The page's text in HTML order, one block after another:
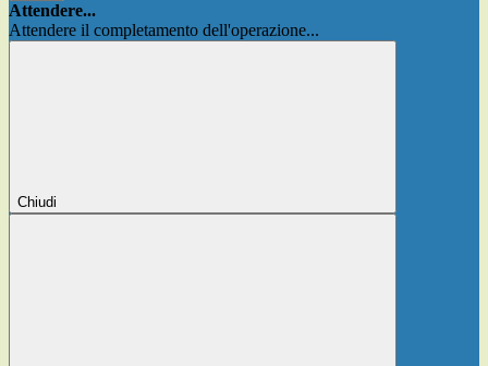
Attendere...
Attendere il completamento dell'operazione...
Chiudi